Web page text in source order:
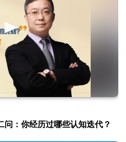
问：你经历过哪些认知迭代？